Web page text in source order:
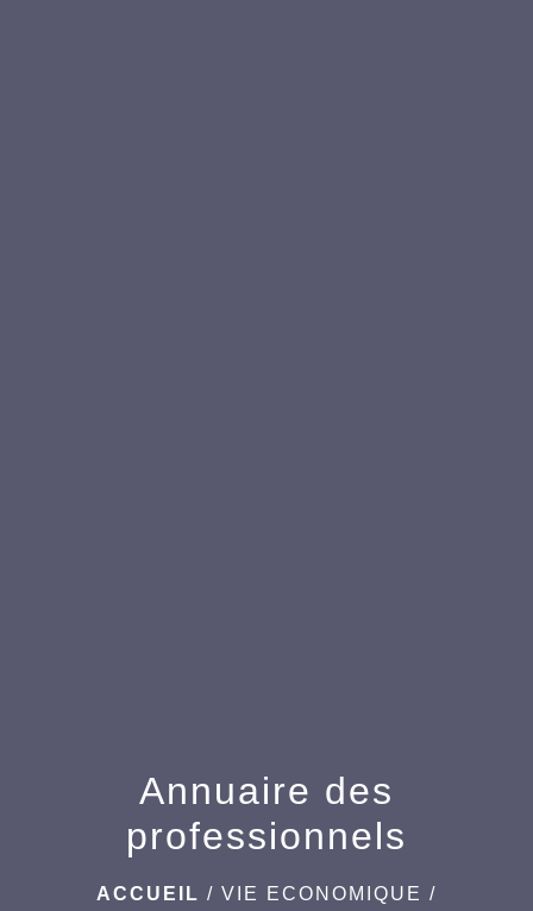
Annuaire des
professionnels
ACCUEIL / VIE ECONOMIQUE /